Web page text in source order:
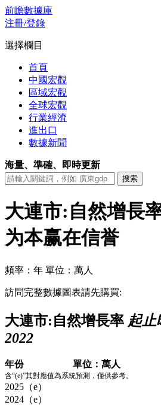
前瞻數據庫
注冊/登錄
選擇欄目
首頁
中國宏觀
區域宏觀
全球宏觀
行業經濟
進出口
數據新聞
海量、準確、即時更新
大連市:自然增長
为本赢在信誉
頻率：年 單位：萬人
訪問完整數據圖表請先購買:
大連市:自然增長率 起
2022
年份 單位：萬人
含“(e)”其對應值為系統預測，僅供參考。
2025（e）
2024（e）